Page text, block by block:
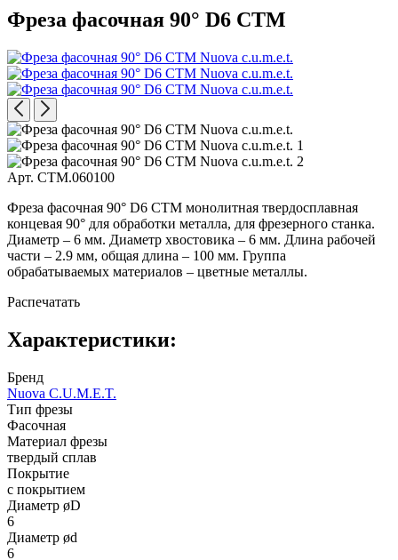
Фреза фасочная 90° D6 CTM
Арт. CTM.060100
Фреза фасочная 90° D6 CTM монолитная твердосплавная
концевая 90° для обработки металла, для фрезерного станка.
Диаметр – 6 мм. Диаметр хвостовика – 6 мм. Длина рабочей
части – 2.9 мм, общая длина – 100 мм. Группа
обрабатываемых материалов – цветные металлы.
Распечатать
Характеристики:
Бренд
Nuova C.U.M.E.T.
Тип фрезы
Фасочная
Материал фрезы
твердый сплав
Покрытие
с покрытием
Диаметр øD
6
Диаметр ød
6